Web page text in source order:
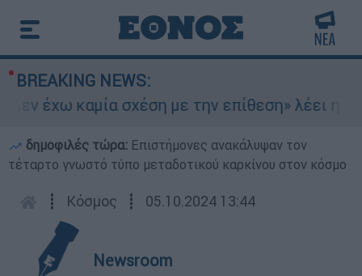
BREAKING NEWS:
έχω καμία σχέση με την επίθεση» λέει η
δημοφιλές τώρα: Επιστήμονες ανακάλυψαν τον
τέταρτο γνωστό τύπο μεταδοτικού καρκίνου στον κόσμο
┋ Κόσμος ┋ 05.10.2024 13:44
Newsroom